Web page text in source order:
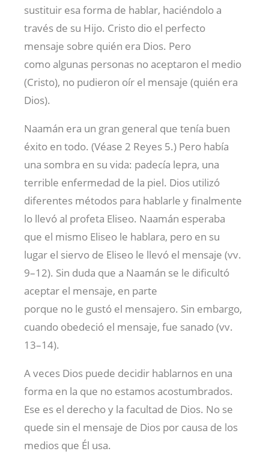
sustituir esa forma de hablar, haciéndolo a
través de su Hijo. Cristo dio el perfecto
mensaje sobre quién era Dios. Pero
como algunas personas no aceptaron el medio
(Cristo), no pudieron oír el mensaje (quién era
Dios).
Naamán era un gran general que tenía buen
éxito en todo. (Véase 2 Reyes 5.) Pero había
una sombra en su vida: padecía lepra, una
terrible enfermedad de la piel. Dios utilizó
diferentes métodos para hablarle y finalmente
lo llevó al profeta Eliseo. Naamán esperaba
que el mismo Eliseo le hablara, pero en su
lugar el siervo de Eliseo le llevó el mensaje (vv.
9–12). Sin duda que a Naamán se le dificultó
aceptar el mensaje, en parte
porque no le gustó el mensajero. Sin embargo,
cuando obedeció el mensaje, fue sanado (vv.
13–14).
A veces Dios puede decidir hablarnos en una
forma en la que no estamos acostumbrados.
Ese es el derecho y la facultad de Dios. No se
quede sin el mensaje de Dios por causa de los
medios que Él usa.